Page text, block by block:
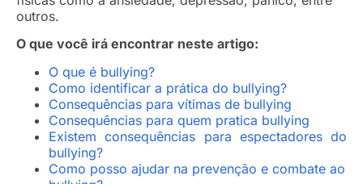
outros.
O que você irá encontrar neste artigo:
O que é bullying?
Como identificar a prática do bullying?
Consequências para vítimas de bullying
Consequências para quem pratica bullying
Existem consequências para espectadores do
bullying?
Como posso ajudar na prevenção e combate ao